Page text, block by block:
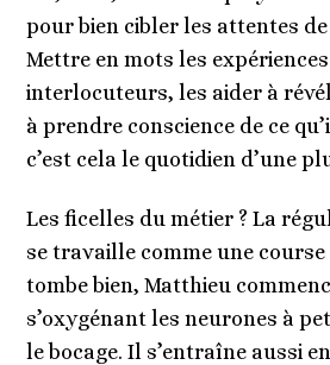
pour bien cibler les attentes
Mettre en mots les expériences
interlocuteurs, les aider à
à prendre conscience de ce
c’est cela le quotidien d’une
Les ficelles du métier ? La
se travaille comme une course
tombe bien, Matthieu
s’oxygénant les neurones à
le bocage. Il s’entraîne aussi